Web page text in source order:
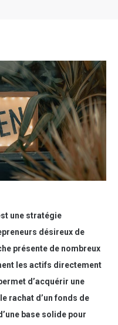
une stratégie
désireux de
présente de nombreux
les actifs directement
d’acquérir une
rachat d’un fonds de
base solide pour